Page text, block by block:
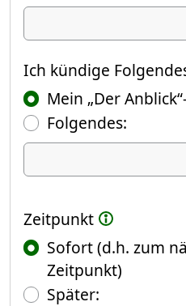
Ich kündige
Ich kündige
Mein „Der
Folgendes:
Ich kündige Folgendes
Zeitpunkt
Sofort (d.h. zum
Zeitpunkt)
Später:(Fokus